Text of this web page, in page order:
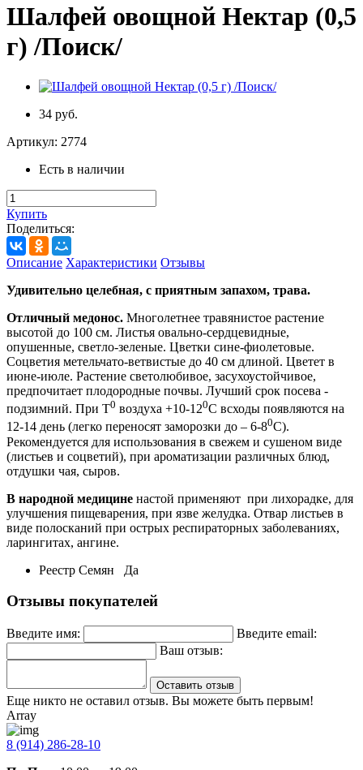
Шалфей овощной Нектар (0,5
г) /Поиск/
34 руб.
Артикул: 2774
Есть в наличии
Купить
Поделиться:
Описание Характеристики Отзывы
Удивительно целебная, с приятным запахом, трава.
Отличный медонос. Многолетнее травянистое растение
высотой до 100 см. Листья овально-сердцевидные,
опушенные, светло-зеленые. Цветки сине-фиолетовые.
Соцветия метельчато-ветвистые до 40 см длиной. Цветет в
июне-июле. Растение светолюбивое, засухоустойчивое,
предпочитает плодородные почвы. Лучший срок посева -
подзимний. При Т0 воздуха +10-120С всходы появляются на
12-14 день (легко переносят заморозки до – 6-80С).
Рекомендуется для использования в свежем и сушеном виде
(листьев и соцветий), при ароматизации различных блюд,
отдушки чая, сыров.
В народной медицине настой применяют при лихорадке, для
улучшения пищеварения, при язве желудка. Отвар листьев в
виде полосканий при острых респираторных заболеваниях,
ларингитах, ангине.
Реестр Семян
Да
Отзывы покупателей
Введите имя:
Введите email:
Ваш отзыв:
Оставить отзыв
Еще никто не оставил отзыв. Вы можете быть первым!
Array
8 (914) 286-28-10